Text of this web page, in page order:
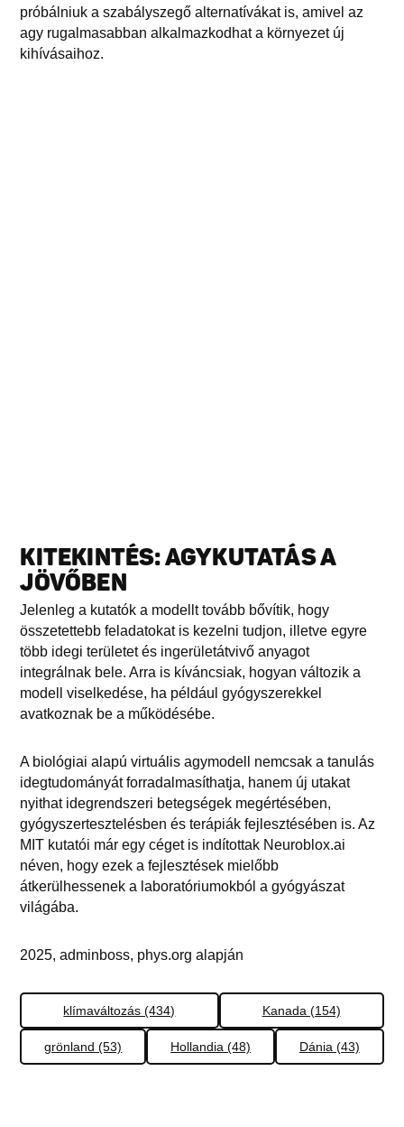
próbálniuk a szabályszegő alternatívákat is, amivel az
agy rugalmasabban alkalmazkodhat a környezet új
kihívásaihoz.
KITEKINTÉS: AGYKUTATÁS A
JÖVŐBEN
Jelenleg a kutatók a modellt tovább bővítik, hogy
összetettebb feladatokat is kezelni tudjon, illetve egyre
több idegi területet és ingerületátvivő anyagot
integrálnak bele. Arra is kíváncsiak, hogyan változik a
modell viselkedése, ha például gyógyszerekkel
avatkoznak be a működésébe.
A biológiai alapú virtuális agymodell nemcsak a tanulás
idegtudományát forradalmasíthatja, hanem új utakat
nyithat idegrendszeri betegségek megértésében,
gyógyszertesztelésben és terápiák fejlesztésében is. Az
MIT kutatói már egy céget is indítottak Neuroblox.ai
néven, hogy ezek a fejlesztések mielőbb
átkerülhessenek a laboratóriumokból a gyógyászat
világába.
2025, adminboss, phys.org alapján
klímaváltozás (434) Kanada (154)
grönland (53) Hollandia (48) Dánia (43)